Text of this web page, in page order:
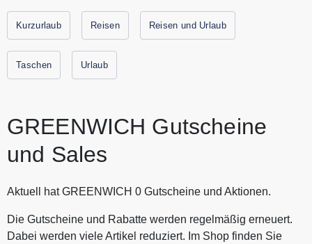
Kurzurlaub Reisen Reisen und Urlaub
Taschen Urlaub
GREENWICH Gutscheine
und Sales
Aktuell hat GREENWICH 0 Gutscheine und Aktionen.
Die Gutscheine und Rabatte werden regelmäßig erneuert.
Dabei werden viele Artikel reduziert. Im Shop finden Sie